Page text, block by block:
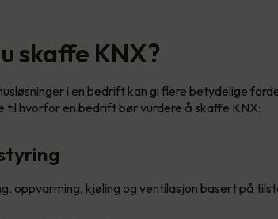
skaffe KNX?
i en bedrift kan gi flere betydelige
til hvorfor en bedrift bør vurdere å skaffe KNX:
oppvarming, kjøling og ventilasjon basert på